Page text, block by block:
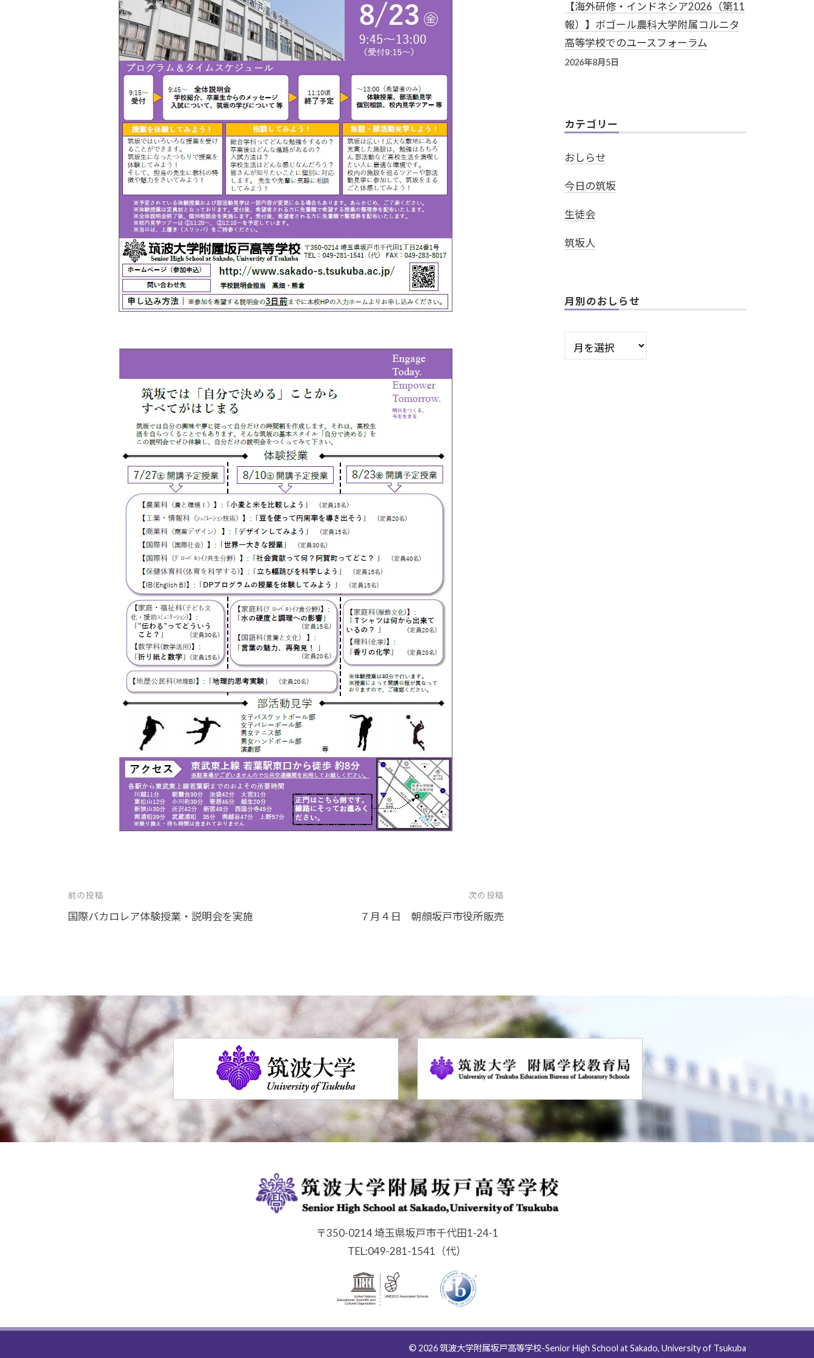
K
A
D
O
投
稿
ー
シ
ョ
ン
前の投稿
国際バカロレア体験授業・説明会を実施
次の投稿
７月４日 朝顔坂戸市役所販売
【海外研修・インドネシア2026（第11
報）】ボゴール農科大学附属コルニタ
高等学校でのユースフォーラム
2026年8月5日
カテゴリー
おしらせ
今日の筑坂
生徒会
筑坂人
月別のおしらせ
月
別
〒350-0214 埼玉県坂戸市千代田1-24-1
TEL:049-281-1541（代）
© 2026筑波大学附属坂戸高等学校-Senior High School at Sakado, University of Tsukuba